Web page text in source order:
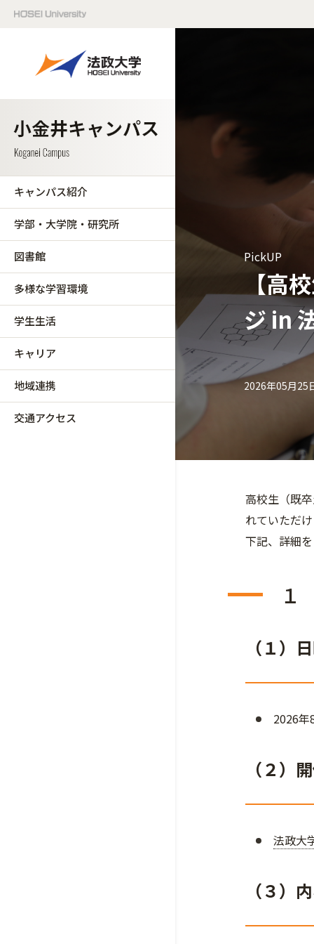
キャンパス紹介
学部・大学院・研究所
図書館
多様な学習環境
学生生活
キャリア
地域連携
交通アクセス
PickUP
【高
ジ in
2026年05月25
高校生（既
れていただ
下記、詳細
１
（１）
2026年
（２）
法政大
（３）